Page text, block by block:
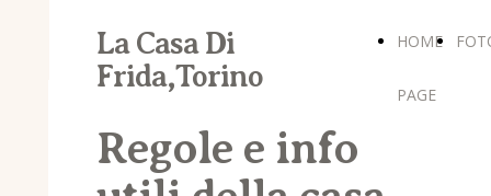
La Casa Di
Frida,Torino
HOME
PAGE
Regole e info